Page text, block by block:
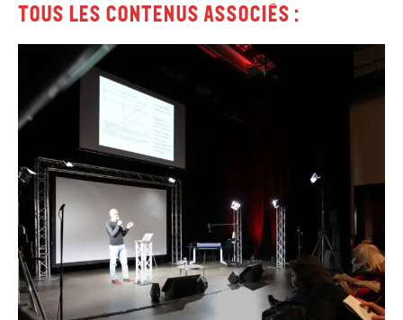
Tous les contenus associés :